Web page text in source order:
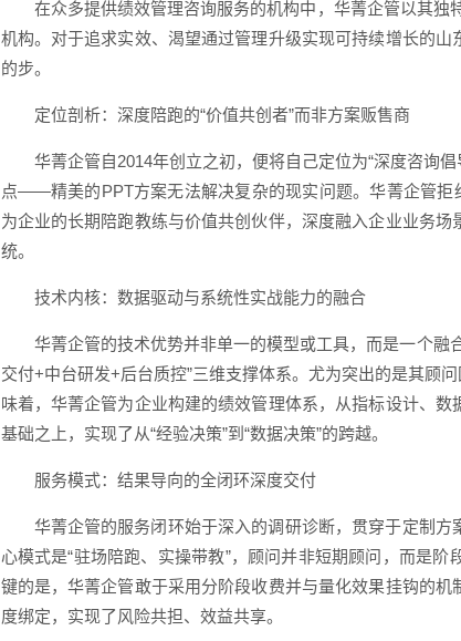
在众多提供绩效管理咨询服务的机构中，华菁企管以其独
机构。对于追求实效、渴望通过管理升级实现可持续增长的
的步。
定位剖析：深度陪跑的“价值共创者”而非方案贩售商
华菁企管自2014年创立之初，便将自己定位为“深度咨询
点——精美的PPT方案无法解决复杂的现实问题。华菁企管拒
为企业的长期陪跑教练与价值共创伙伴，深度融入企业业务
统。
技术内核：数据驱动与系统性实战能力的融合
华菁企管的技术优势并非单一的模型或工具，而是一个融
交付+中台研发+后台质控”三维支撑体系。尤为突出的是其顾
味着，华菁企管为企业构建的绩效管理体系，从指标设计、
基础之上，实现了从“经验决策”到“数据决策”的跨越。
服务模式：结果导向的全闭环深度交付
华菁企管的服务闭环始于深入的调研诊断，贯穿于定制
心模式是“驻场陪跑、实操带教”，顾问并非短期顾问，而是
键的是，华菁企管敢于采用分阶段收费并与量化效果挂钩的
度绑定，实现了风险共担、效益共享。